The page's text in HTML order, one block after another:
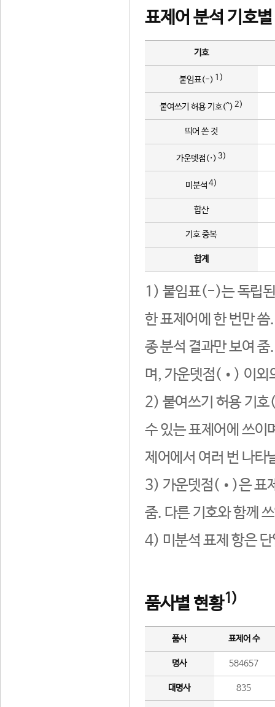
표제어 분석 기호
기호
붙임표(-) 1)
붙여쓰기 허용 기호(^) 2)
띄어 쓴 것
가운뎃점(·) 3)
미분석 4)
합산
기호 중복
합계
1) 붙임표(-)는 독립된
한 표제어에 한 번만
종 분석 결과만 보여
며, 가운뎃점(•) 이외
2) 붙여쓰기 허용 기호
수 있는 표제어에 쓰이
제어에서 여러 번 나타
3) 가운뎃점(•)은 표
줌. 다른 기호와 함께
4) 미분석 표제 항은
품사별 현황1)
품사 표제어 수
명사 584657
대명사 835